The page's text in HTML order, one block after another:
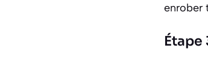
enrober
Étape